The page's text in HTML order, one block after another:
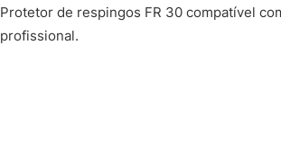
Protetor de respingos FR 30 compatível
profissional.